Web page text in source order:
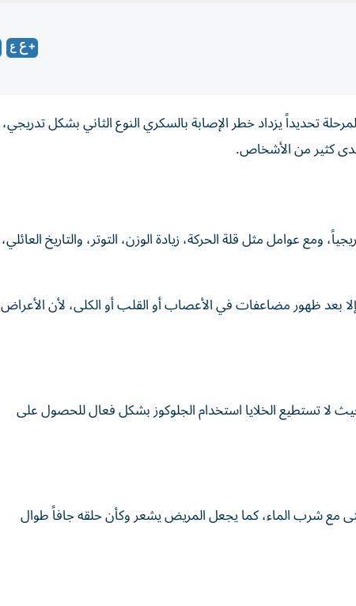
تحديداً يزداد خطر الإصابة بالسكري النوع الثاني بشكل تدريجي،
كثير من الأشخاص.
عوامل مثل قلة الحركة، زيادة الوزن، التوتر، والتاريخ العائلي،
بعد ظهور مضاعفات في الأعصاب أو القلب أو الكلى، لأن الأعراض
لا تستطيع الخلايا استخدام الجلوكوز بشكل فعال للحصول على
مع شرب الماء، كما يجعل المريض يشعر وكأن حلقه جافاً طوال